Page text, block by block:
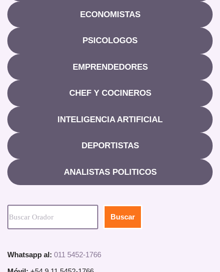
ECONOMISTAS
PSICOLOGOS
EMPRENDEDORES
CHEF Y COCINEROS
INTELIGENCIA ARTIFICIAL
DEPORTISTAS
ANALISTAS POLITICOS
Buscar
Whatsapp al: 011 5452-1766